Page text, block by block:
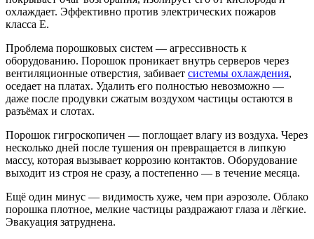
охлаждает. Эффективно против электрических пожаров
класса E.
Проблема порошковых систем — агрессивность к
оборудованию. Порошок проникает внутрь серверов через
вентиляционные отверстия, забивает системы охлаждения,
оседает на платах. Удалить его полностью невозможно —
даже после продувки сжатым воздухом частицы остаются в
разъёмах и слотах.
Порошок гигроскопичен — поглощает влагу из воздуха. Через
несколько дней после тушения он превращается в липкую
массу, которая вызывает коррозию контактов. Оборудование
выходит из строя не сразу, а постепенно — в течение месяца.
Ещё один минус — видимость хуже, чем при аэрозоле. Облако
порошка плотное, мелкие частицы раздражают глаза и лёгкие.
Эвакуация затруднена.